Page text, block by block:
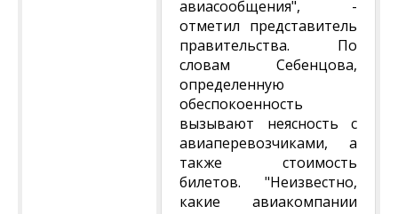
авиасообщения", -
отметил представитель
правительства. По
словам Себенцова,
определенную
обеспокоенность
вызывают неясность с
авиаперевозчиками, а
также стоимость
билетов. "Неизвестно,
какие авиакомпании